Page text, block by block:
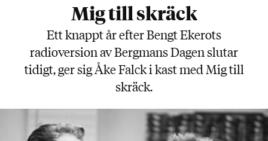
Mig till skräck
Ett knappt år efter Bengt Ekerots
radioversion av Bergmans Dagen slutar
tidigt, ger sig Åke Falck i kast med Mig till
skräck.